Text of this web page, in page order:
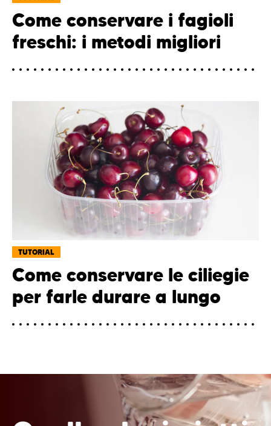
Come conservare i fagioli
freschi: i metodi migliori
TUTORIAL
Come conservare le ciliegie
per farle durare a lungo